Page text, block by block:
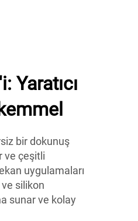
Yaratıcı
bir dokunuş
ve çeşitli
uygulamaları
silikon
sunar ve kolay